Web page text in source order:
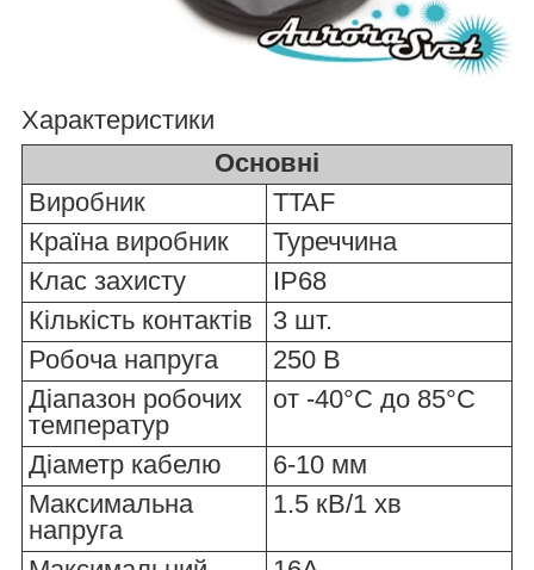
Характеристики
Основні
Виробник
TTAF
Країна виробник
Туреччина
Клас захисту
IP68
Кількість контактів
3 шт.
Робоча напруга
250 В
Діапазон робочих
температур
от -40°C до 85°C
Діаметр кабелю
6-10 мм
Максимальна
напруга
1.5 кВ/1 хв